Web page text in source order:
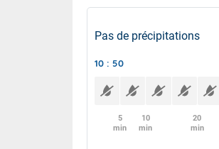
Pas de précipitations
10 : 50
5
min
10
min
20
min